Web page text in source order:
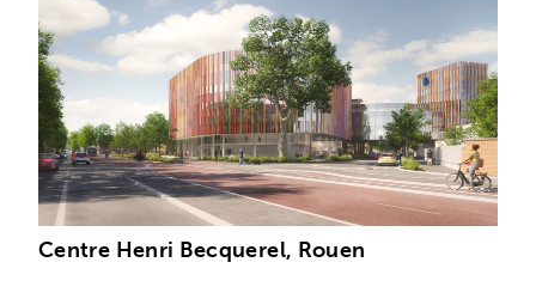
Centre Henri Becquerel, Rouen